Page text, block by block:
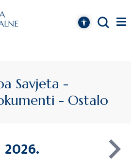
Savjeta -
- Ostalo
2026.